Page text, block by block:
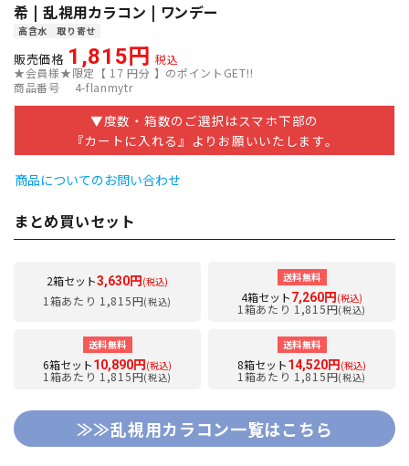
希 | 乱視用カラコン | ワンデー
高含水 取り寄せ
販売価格 1,815
税込
★会員様★限定【 17 円分 】のポイントGET!!
商品番号
4-flanmytr
▼度数・箱数のご選択はスマホ下部の
『カートに入れる』よりお願いいたします。
商品についてのお問い合わせ
まとめ買いセット
2箱セット3,630円 (税込)
1箱あたり 1,815円(税込)
送料無料
4箱セット7,260円 (税込)
1箱あたり 1,815円(税込)
送料無料
6箱セット10,890円 (税込)
1箱あたり 1,815円(税込)
送料無料
8箱セット14,520円 (税込)
1箱あたり 1,815円(税込)
≫≫乱視用カラコン一覧はこちら